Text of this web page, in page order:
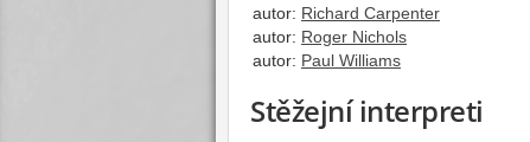
autor: Richard Carpenter
autor: Roger Nichols
autor: Paul Williams
Stěžejní interpreti